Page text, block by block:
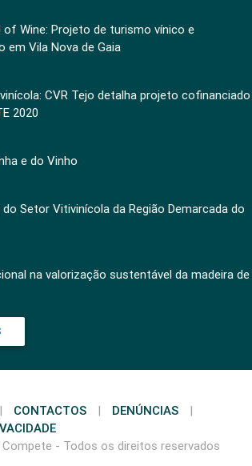
of Wine: Projeto de turismo vínico e
em Vila Nova de Gaia
CVR Tejo detalha projeto cofinanciado
2020
e do Vinho
do Setor Vitivinícola da Região Demarcada do
na valorização sustentável da madeira de
| CONTACTOS | DENÚNCIAS
|
- Todos os direitos reservados